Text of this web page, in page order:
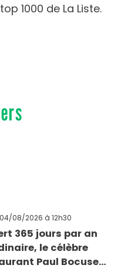
1000 de La Liste.
04/08/2026 à 12h30
365 jours par an
le célèbre
Paul Bocuse